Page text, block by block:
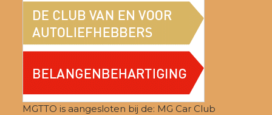
MGTTO is aangesloten bij de: MG Car Club